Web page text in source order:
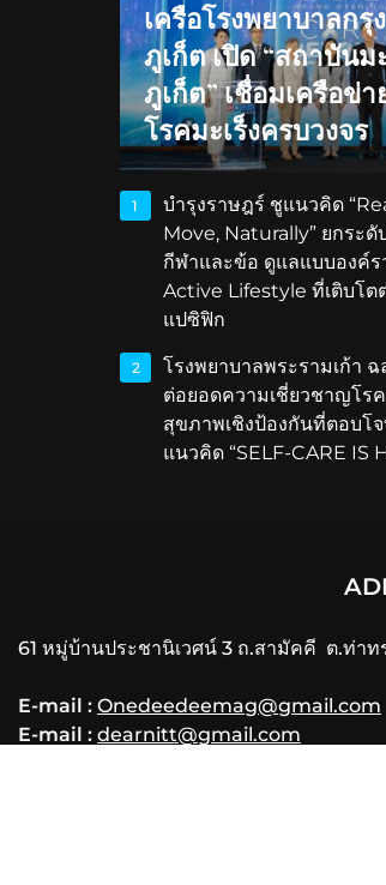
เครือโรงพยาบาลกรุ
ภูเก็ต เปิด “สถาบันม
ภูเก็ต” เชื่อมเครือข่
โรคมะเร็งครบวงจร
1
บำรุงราษฎร์ ชูแนวคิด
Move, Naturally” ยกระดั
กีฬาและข้อ ดูแลแบบองค์ร
Active Lifestyle ที่เติบโตต่
แปซิฟิก
2
โรงพยาบาลพระรามเก้า
ต่อยอดความเชี่ยวชาญโร
สุขภาพเชิงป้องกันที่ตอบโ
แนวคิด “SELF-CARE IS
61 หมู่บ้านประชานิเวศน์ 3 ถ.สามัคคี ต.ท่าท
E-mail : Onedeedeemag@gmail.com
E-mail : dearnitt@gmail.com